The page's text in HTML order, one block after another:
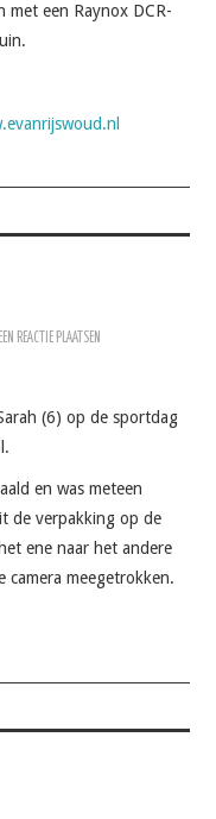
met een Raynox DCR-
EEN REACTIE PLAATSEN
(6) op de sportdag
en was meteen
de verpakking op de
ene naar het andere
camera meegetrokken.